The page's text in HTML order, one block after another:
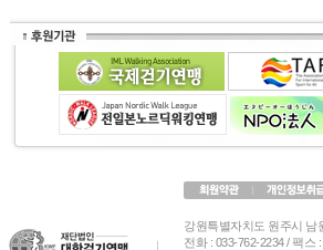
강원특별자치도 원주시 남
전화 : 033-762-2234 / 팩스